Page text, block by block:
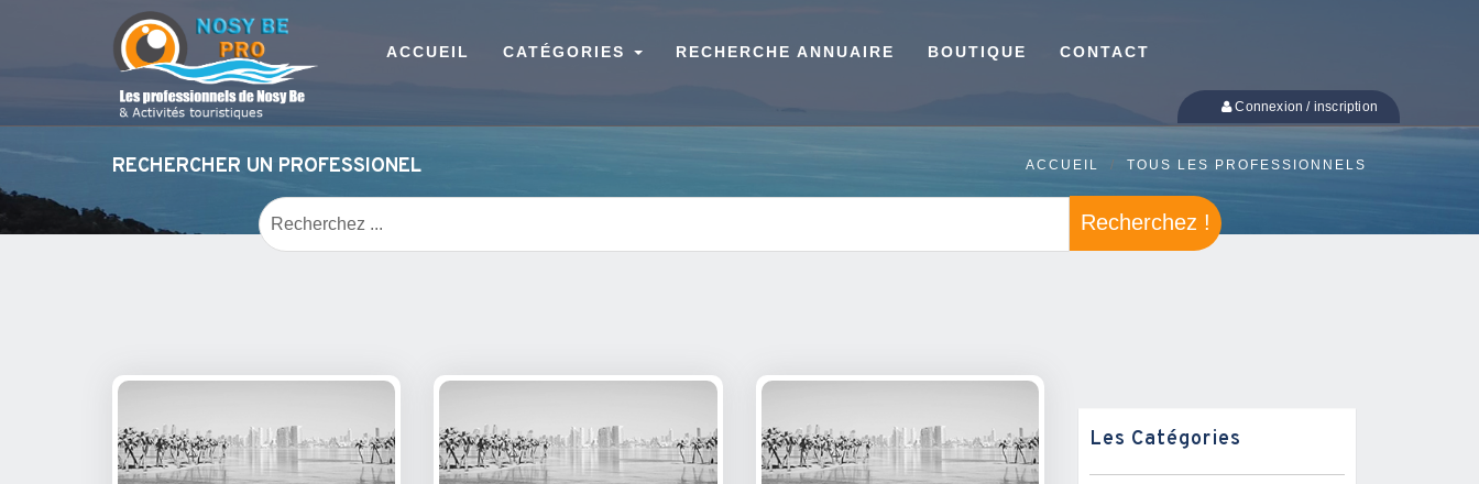
ACCUEIL CATÉGORIES RECHERCHE ANNUAIRE BOUTIQUE CONTACT
Connexion / inscription
RECHERCHER UN PROFESSIONEL ACCUEIL TOUS LES PROFESSIONNELS
Recherchez !
Les Catégories